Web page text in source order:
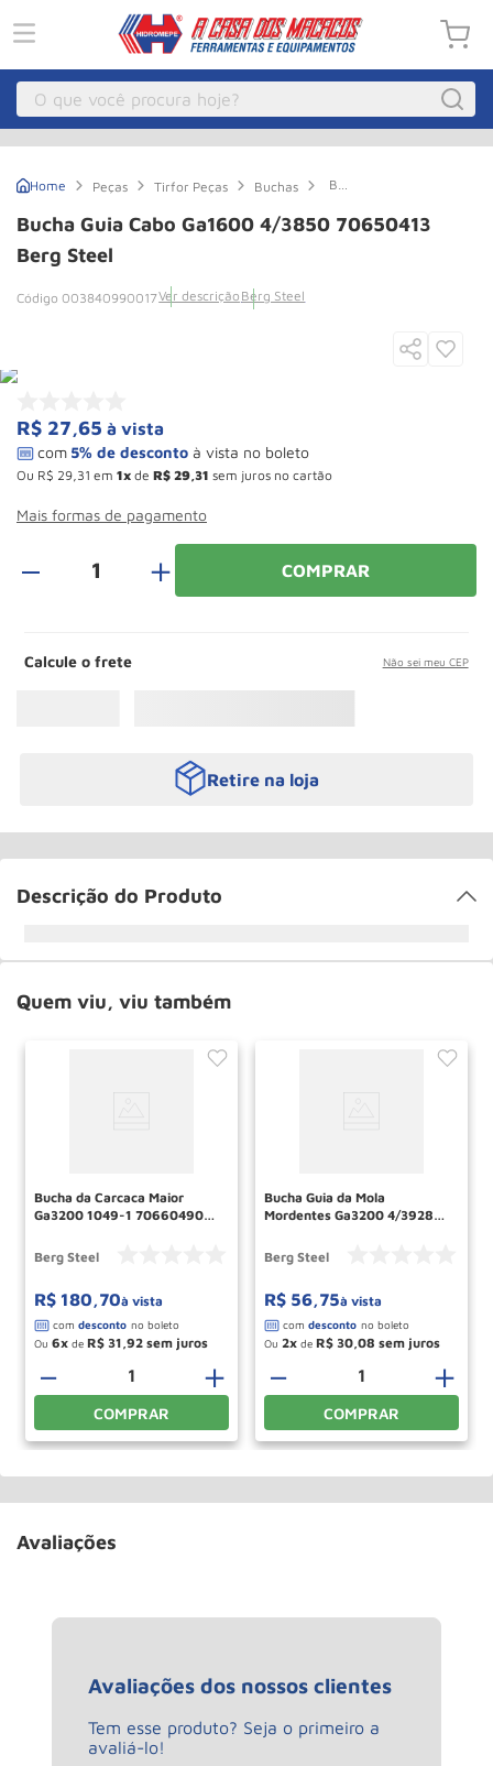
O que você procura hoje?
Peças Tirfor Peças Buchas
Bucha
Cabo
Ga1600
Bucha Guia Cabo Ga1600 4/3850 70650413
Berg Steel
003840990017Ver descrição Berg Steel
R$ 27,65 à vista
Ou R$ 29 31 em 1 de R$ 29 31 sem juros no cartão
Mais formas de pagamento
＋ COMPRAR
Calcule o frete Não sei meu CEP
Retire na loja
Descrição do Produto
Quem viu, viu também
Bucha da Carcaca Maior
Ga3200 1049-1 70660490
Berg Steel
R$ 180,70à vista
Ou 6 de R$ 31,92
＋
－
COMPRAR
Bucha Guia da Mola
Mordentes Ga3200 4/3928
Berg Steel
R$ 56,75à vista
Ou 2 de R$ 30,08
＋
－
COMPRAR
Avaliações
Avaliações dos nossos clientes
Tem esse produto? Seja o primeiro a
avaliá-lo!
Guincho Eletrico
3 º Macaco Hidraulico
8 Talha
9º Paleteira
10 º Rodizio